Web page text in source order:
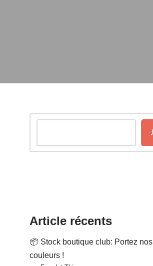
Article récents
📦 Stock boutique club: Portez nos
couleurs !